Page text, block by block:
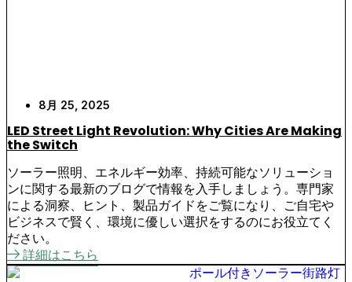
8月 25, 2025
LED Street Light Revolution: Why Cities Are Making
the Switch
ソーラー照明、エネルギー効率、持続可能なソリューショ
ンに関する最新のブログで情報を入手しましょう。専門家
による洞察、ヒント、製品ガイドをご覧になり、ご自宅や
ビジネスで賢く、環境に優しい選択をするのにお役立てく
ださい。
詳細はこちら